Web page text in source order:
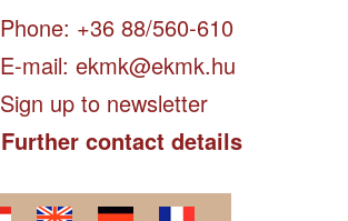
Phone: +36 88/560-610
E-mail: ekmk@ekmk.hu
Sign up to newsletter
Further contact details